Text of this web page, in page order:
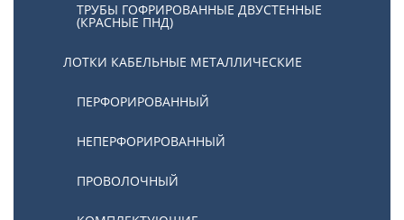
ТРУБЫ ГОФРИРОВАННЫЕ ДВУСТЕННЫЕ
(КРАСНЫЕ ПНД)
ЛОТКИ КАБЕЛЬНЫЕ МЕТАЛЛИЧЕСКИЕ
ПЕРФОРИРОВАННЫЙ
НЕПЕРФОРИРОВАННЫЙ
ПРОВОЛОЧНЫЙ